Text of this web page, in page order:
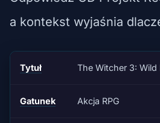
a kontekst wyjaśnia
Tytuł The Witcher 3: Wild
Gatunek Akcja RPG